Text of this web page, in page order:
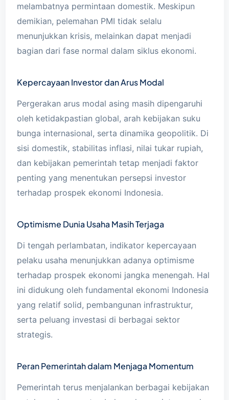
melambatnya permintaan domestik. Meskipun
demikian, pelemahan PMI tidak selalu
menunjukkan krisis, melainkan dapat menjadi
bagian dari fase normal dalam siklus ekonomi.
Kepercayaan Investor dan Arus Modal
Pergerakan arus modal asing masih dipengaruhi
oleh ketidakpastian global, arah kebijakan suku
bunga internasional, serta dinamika geopolitik. Di
sisi domestik, stabilitas inflasi, nilai tukar rupiah,
dan kebijakan pemerintah tetap menjadi faktor
penting yang menentukan persepsi investor
terhadap prospek ekonomi Indonesia.
Optimisme Dunia Usaha Masih Terjaga
Di tengah perlambatan, indikator kepercayaan
pelaku usaha menunjukkan adanya optimisme
terhadap prospek ekonomi jangka menengah. Hal
ini didukung oleh fundamental ekonomi Indonesia
yang relatif solid, pembangunan infrastruktur,
serta peluang investasi di berbagai sektor
strategis.
Peran Pemerintah dalam Menjaga Momentum
Pemerintah terus menjalankan berbagai kebijakan